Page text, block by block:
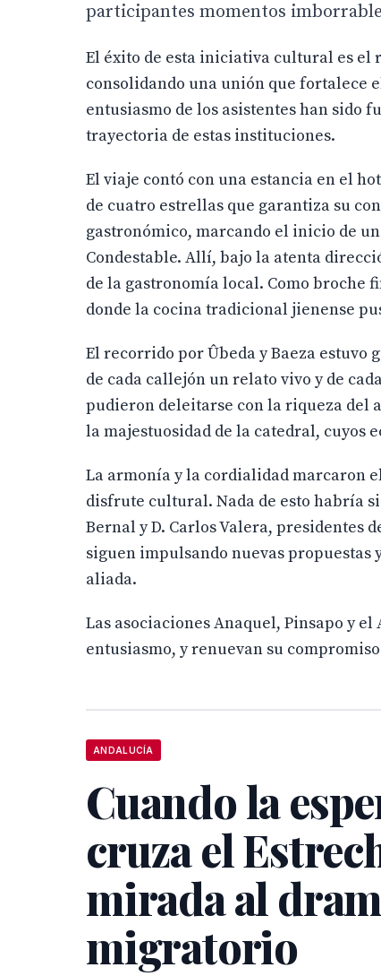
participantes momentos
El éxito de esta iniciativa cultural es el
consolidando una unión que fortalece
entusiasmo de los asistentes han sido
trayectoria de estas instituciones.
El viaje contó con una estancia en el
de cuatro estrellas que garantiza su
gastronómico, marcando el inicio de
Condestable. Allí, bajo la atenta
de la gastronomía local. Como broche
donde la cocina tradicional jienense
El recorrido por Ûbeda y Baeza estuvo
de cada callejón un relato vivo y de
pudieron deleitarse con la riqueza del
la majestuosidad de la catedral, cuyos
La armonía y la cordialidad marcaron
disfrute cultural. Nada de esto habría
Bernal y D. Carlos Valera, presidentes
siguen impulsando nuevas propuestas
aliada.
Las asociaciones Anaquel, Pinsapo y
entusiasmo, y renuevan su
ANDALUCÍA
Cuando la
cruza el
mirada al
migratorio